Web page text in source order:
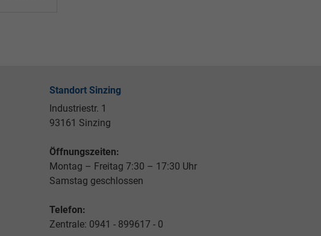
Standort Sinzing
Industriestr. 1
93161 Sinzing
Öffnungszeiten:
Montag – Freitag 7:30 – 17:30 Uhr
Samstag geschlossen
Telefon:
Zentrale: 0941 - 899617 - 0